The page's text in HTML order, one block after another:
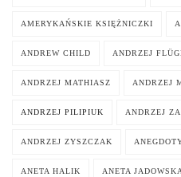
AMERYKAŃSKIE KSIĘŻNICZKI
ANDREW CHILD ANDRZEJ
ANDRZEJ MATHIASZ ANDRZEJ
ANDRZEJ PILIPIUK ANDRZEJ
ANDRZEJ ZYSZCZAK
ANETA HALIK ANETA JADOWSKA